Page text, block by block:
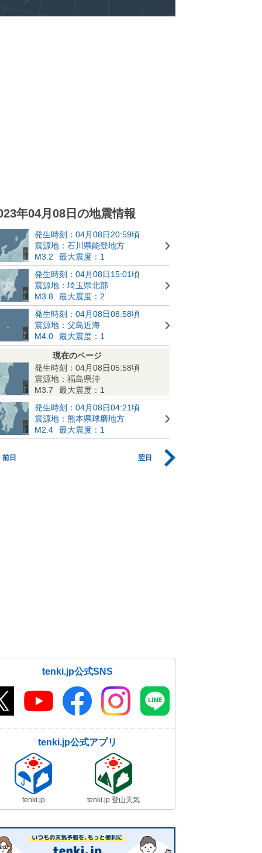
年04月08日の地震情報
発生時刻：04月08日20:59頃
震源地：石川県能登地方
M3.2
最大震度：1
発生時刻：04月08日15:01頃
震源地：埼玉県北部
M3.8
最大震度：2
発生時刻：04月08日08:58頃
震源地：父島近海
M4.0
最大震度：1
現在のページ
発生時刻：04月08日05:58頃
震源地：福島県沖
M3.7
最大震度：1
発生時刻：04月08日04:21頃
震源地：熊本県球磨地方
M2.4
最大震度：1
前日 翌日
tenki.jp公式SNS
tenki.jp公式アプリ
tenki.jp tenki.jp 登山天気